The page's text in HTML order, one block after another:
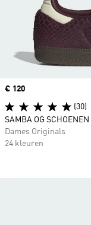
Price
€ 120
(30)
SAMBA OG SCHOENEN
Dames Originals
24 kleuren